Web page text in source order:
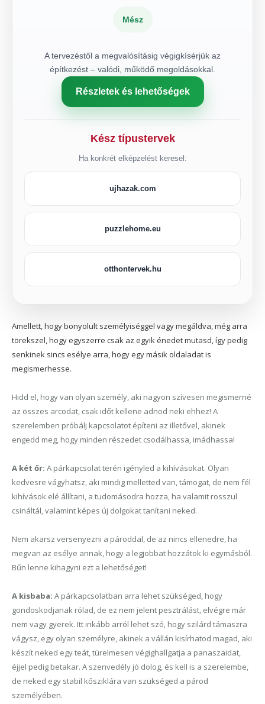
Mész
A tervezéstől a megvalósításig végigkísérjük az
építkezést – valódi, működő megoldásokkal.
Részletek és lehetőségek
Kész típustervek
Ha konkrét elképzelést keresel:
ujhazak.com
puzzlehome.eu
otthontervek.hu
Amellett, hogy bonyolult személyiséggel vagy megáldva, még arra
törekszel, hogy egyszerre csak az egyik énedet mutasd, így pedig
senkinek sincs esélye arra, hogy egy másik oldaladat is
megismerhesse.
Hidd el, hogy van olyan személy, aki nagyon szívesen megismerné
az összes arcodat, csak időt kellene adnod neki ehhez! A
szerelemben próbálj kapcsolatot építeni az illetővel, akinek
engedd meg, hogy minden részedet csodálhassa, imádhassa!
A két őr: A párkapcsolat terén igényled a kihívásokat. Olyan
kedvesre vágyhatsz, aki mindig melletted van, támogat, de nem fél
kihívások elé állítani, a tudomásodra hozza, ha valamit rosszul
csináltál, valamint képes új dolgokat tanítani neked.
Nem akarsz versenyezni a pároddal, de az nincs ellenedre, ha
megvan az esélye annak, hogy a legjobbat hozzátok ki egymásból.
Bűn lenne kihagyni ezt a lehetőséget!
A kisbaba: A párkapcsolatban arra lehet szükséged, hogy
gondoskodjanak rólad, de ez nem jelent pesztrálást, elvégre már
nem vagy gyerek. Itt inkább arról lehet szó, hogy szilárd támaszra
vágysz, egy olyan személyre, akinek a vállán kisírhatod magad, aki
készít neked egy teát, türelmesen végighallgatja a panaszaidat,
éjjel pedig betakar. A szenvedély jó dolog, és kell is a szerelembe,
de neked egy stabil kősziklára van szükséged a párod
személyében.